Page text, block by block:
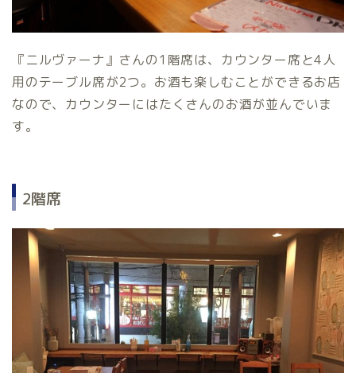
『ニルヴァーナ』さんの1階席は、カウンター席と4人
用のテーブル席が2つ。お酒も楽しむことができるお店
なので、カウンターにはたくさんのお酒が並んでいま
す。
2階席